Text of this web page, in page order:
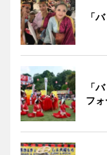
「
「
フ